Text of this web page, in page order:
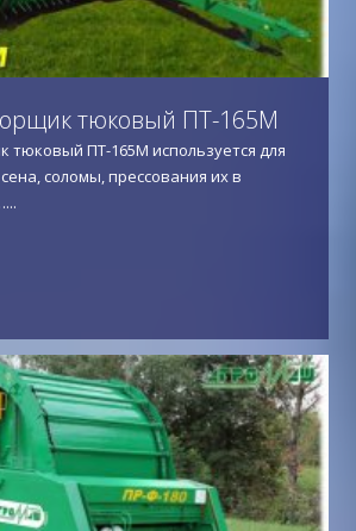
тюковый ПТ-165М
тюковый ПТ-165М используется для
соломы, прессования их в
...